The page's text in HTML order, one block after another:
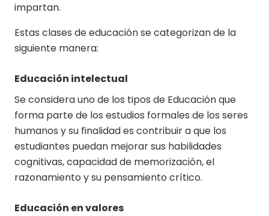
impartan.
Estas clases de educación se categorizan de la
siguiente manera:
Educación intelectual
Se considera uno de los tipos de Educación que
forma parte de los estudios formales de los seres
humanos y su finalidad es contribuir a que los
estudiantes puedan mejorar sus habilidades
cognitivas, capacidad de memorización, el
razonamiento y su pensamiento crítico.
Educación en valores